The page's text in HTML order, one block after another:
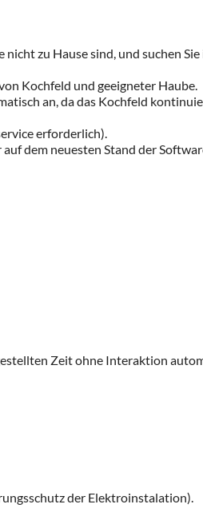
zu Hause sind, und suchen
Kochfeld und geeigneter Haube.
an, da das Kochfeld
erforderlich).
dem neuesten Stand der
Zeit ohne Interaktion
der Elektroinstalation).